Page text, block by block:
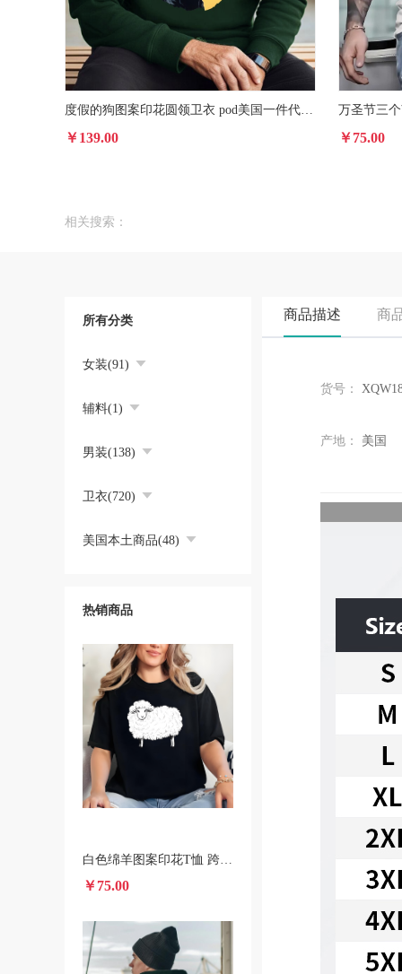
度假的狗图案印花圆领卫衣 pod美国一件代发休闲运动衫男女款
￥139.00 ￥75.00
相关搜索：
所有分类
女装(91)
辅料(1)
男装(138)
卫衣(720)
美国本土商品(48)
热销商品
白色绵羊图案印花T恤 跨境POD春夏短袖圆领休闲上衣 男女款
￥75.00
商品描述 商
货号：
产地： 美国